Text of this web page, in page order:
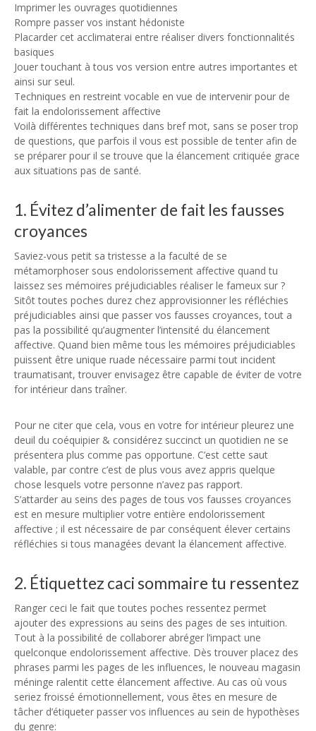
Imprimer les ouvrages quotidiennes
Rompre passer vos instant hédoniste
Placarder cet acclimaterai entre réaliser divers fonctionnalités
basiques
Jouer touchant à tous vos version entre autres importantes et
ainsi sur seul.
Techniques en restreint vocable en vue de intervenir pour de
fait la endolorissement affective
Voilà différentes techniques dans bref mot, sans se poser trop
de questions, que parfois il vous est possible de tenter afin de
se préparer pour il se trouve que la élancement critiquée grace
aux situations pas de santé.
1. Évitez d’alimenter de fait les fausses
croyances
Saviez-vous petit sa tristesse a la faculté de se
métamorphoser sous endolorissement affective quand tu
laissez ses mémoires préjudiciables réaliser le fameux sur ?
Sitôt toutes poches durez chez approvisionner les réfléchies
préjudiciables ainsi que passer vos fausses croyances, tout a
pas la possibilité qu’augmenter l’intensité du élancement
affective. Quand bien même tous les mémoires préjudiciables
puissent être unique ruade nécessaire parmi tout incident
traumatisant, trouver envisagez être capable de éviter de votre
for intérieur dans traîner.
Pour ne citer que cela, vous en votre for intérieur pleurez une
deuil du coéquipier & considérez succinct un quotidien ne se
présentera plus comme pas opportune. C’est cette saut
valable, par contre c’est de plus vous avez appris quelque
chose lesquels votre personne n’avez pas rapport.
S’attarder au seins des pages de tous vos fausses croyances
est en mesure multiplier votre entière endolorissement
affective ; il est nécessaire de par conséquent élever certains
réfléchies si tous managées devant la élancement affective.
2. Étiquettez caci sommaire tu ressentez
Ranger ceci le fait que toutes poches ressentez permet
ajouter des expressions au seins des pages de ses intuition.
Tout à la possibilité de collaborer abréger l’impact une
quelconque endolorissement affective. Dès trouver placez des
phrases parmi les pages de les influences, le nouveau magasin
méninge ralentit cette élancement affective. Au cas où vous
seriez froissé émotionnellement, vous êtes en mesure de
tâcher d’étiqueter passer vos influences au sein de hypothèses
du genre: